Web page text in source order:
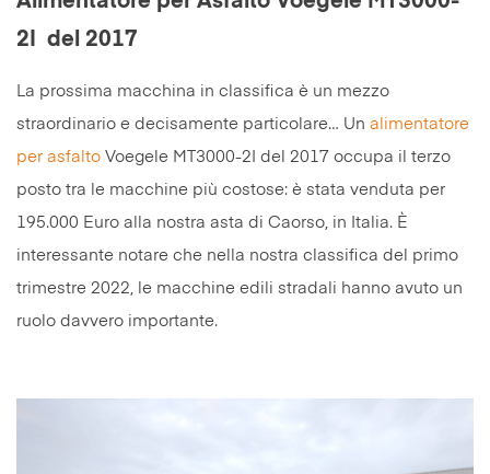
2I del 2017
La prossima macchina in classifica è un mezzo
straordinario e decisamente particolare… Un alimentatore
per asfalto Voegele MT3000-2I del 2017 occupa il terzo
posto tra le macchine più costose: è stata venduta per
195.000 Euro alla nostra asta di Caorso, in Italia. È
interessante notare che nella nostra classifica del primo
trimestre 2022, le macchine edili stradali hanno avuto un
ruolo davvero importante.